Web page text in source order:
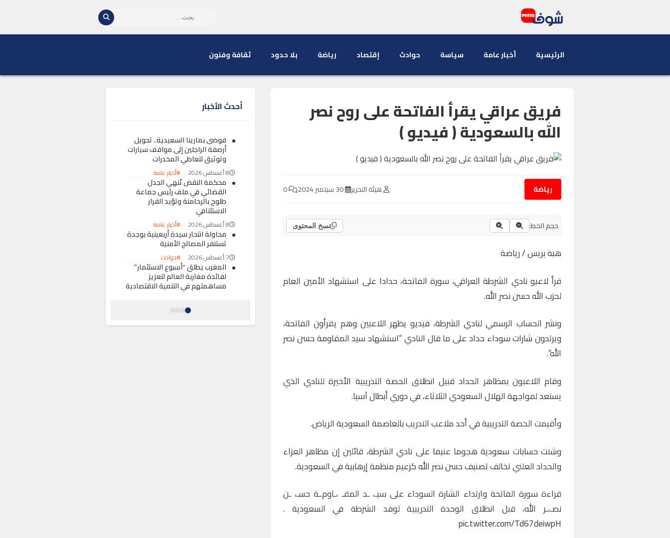
الرئيسية أخبار عامة سياسة حوادث إقتصاد رياضة بلا حدود ثقافة وفنون
فريق عراقي يقرأ الفاتحة على روح نصر
الله بالسعودية ( فيديو )
رياضة هيئة التحرير
حجم الخط: نسخ المحتوى
هبة بريس / رياضة
قرأ لاعبو نادي الشرطة العراقي، سورة الفاتحة، حدادا على استشهاد الأمين العام
لحزب الله حسن نصر الله.
ونشر الحساب الرسمي لنادي الشرطة، فيديو يظهر اللاعبين وهم يقرأون الفاتحة،
ويرتدون شارات سوداء حداد على ما قال النادي “استشهاد سيد المقاومة حسن نصر
الله”.
وقام اللاعبون بمظاهر الحداد قبيل انطلاق الحصة التدريبية الأخيرة للنادي الذي
يستعد لمواجهة الهلال السعودي الثلاثاء، في دوري أبطال آسيا.
وأقيمت الحصة التدريبية في أحد ملاعب التدريب بالعاصمة السعودية الرياض.
وشنت حسابات سعودية هجوما عنيفا على نادي الشرطة، قائلين إن مظاهر العزاء
والحداد العلني تخالف تصنيف حسن نصر الله كزعيم منظمة إرهابية في السعودية.
قراءة سورة الفاتحة وارتداء الشارة السوداء على سيـ، ـد المقـ ،ـاوم.ـة حسـ، ـن
نصـ،ـر الله، قبل انطلاق الوحدة التدريبية لوفد الشرطة في السعودية .
pic.twitter.com/Td67deiwpH
أحدث الأخبار
فوضى بمارينا السعيدية.. تحويل
أرصفة الراجلين إلى مواقف سيارات
وتوثيق لتعاطي المخدرات
8 أغسطس 2026 #أخبار عامة
محكمة النقض تُنهي الجدل
القضائي في ملف رئيس جماعة
طلوح بالرحامنة وتؤيد القرار
الاستئنافي
8 أغسطس 2026 #أخبار عامة
محاولة انتحار سيدة أربعينية بوجدة
تستنفر المصالح الأمنية
7 أغسطس 2026 #حوادث
المغرب يطلق “أسبوع الاستثمار”
لفائدة مغاربة العالم لتعزيز
مساهمتهم في التنمية الاقتصادية
حكومة سانشيز تقرر تأجيل زيارة
المحتلة